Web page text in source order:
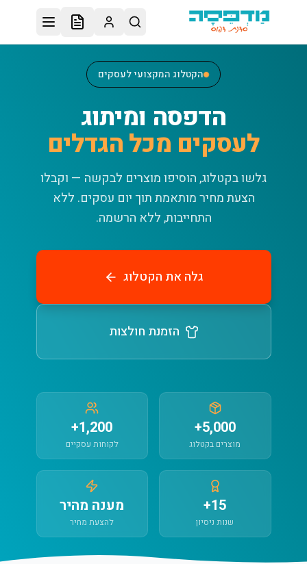
דלג לתוכן הראשי
הקטלוג המקצועי לעסקים
הדפסה ומיתוג
לעסקים מכל הגדלים
גלשו בקטלוג, הוסיפו מוצרים לבקשה — וקבלו
הצעת מחיר מותאמת תוך יום עסקים. ללא
התחייבות, ללא הרשמה.
גלה את הקטלוג
הזמנת חולצות
5,000+
מוצרים בקטלוג
1,200+
לקוחות עסקיים
15+
שנות ניסיון
מענה מהיר
להצעת מחיר